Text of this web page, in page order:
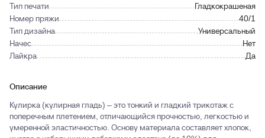
Тип печати
Гладкокрашеная
Номер пряжи
40/1
Тип дизайна
Универсальный
Начес
Нет
Лайкра
Да
Описание
Кулирка (кулирная гладь) – это тонкий и гладкий трикотаж с
поперечным плетением, отличающийся прочностью, легкостью и
умеренной эластичностью. Основу материала составляет хлопок,